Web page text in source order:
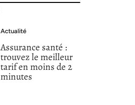
Actualité
Assurance santé :
trouvez le meilleur
tarif en moins de 2
minutes